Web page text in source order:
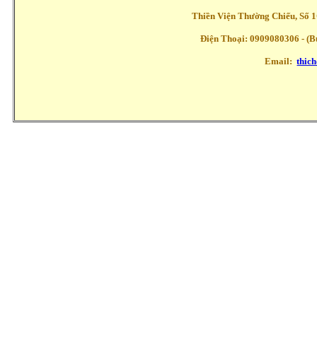
Thiền Viện Thường Chiếu, Số
Điện Thoại: 0909080306 -
Email: